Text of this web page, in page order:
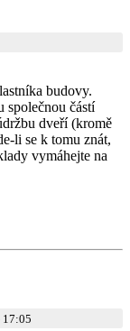
budovy.
společnou částí
dveří (kromě
li se k tomu znát,
vymáhejte na
17:05